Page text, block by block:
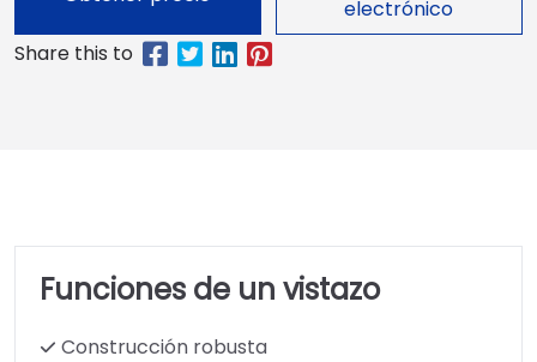
electrónico
Funciones de un vistazo
Construcción robusta